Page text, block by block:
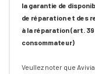
la garantie de
de réparation et des
à la réparation (art.
consommateur)
Veullez noter que